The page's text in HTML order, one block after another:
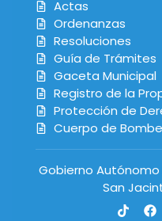
Actas
Ordenanzas
Resoluciones
Guía de Trámites
Gaceta Municipal
Registro de la
Protección de
Cuerpo de
Gobierno
San